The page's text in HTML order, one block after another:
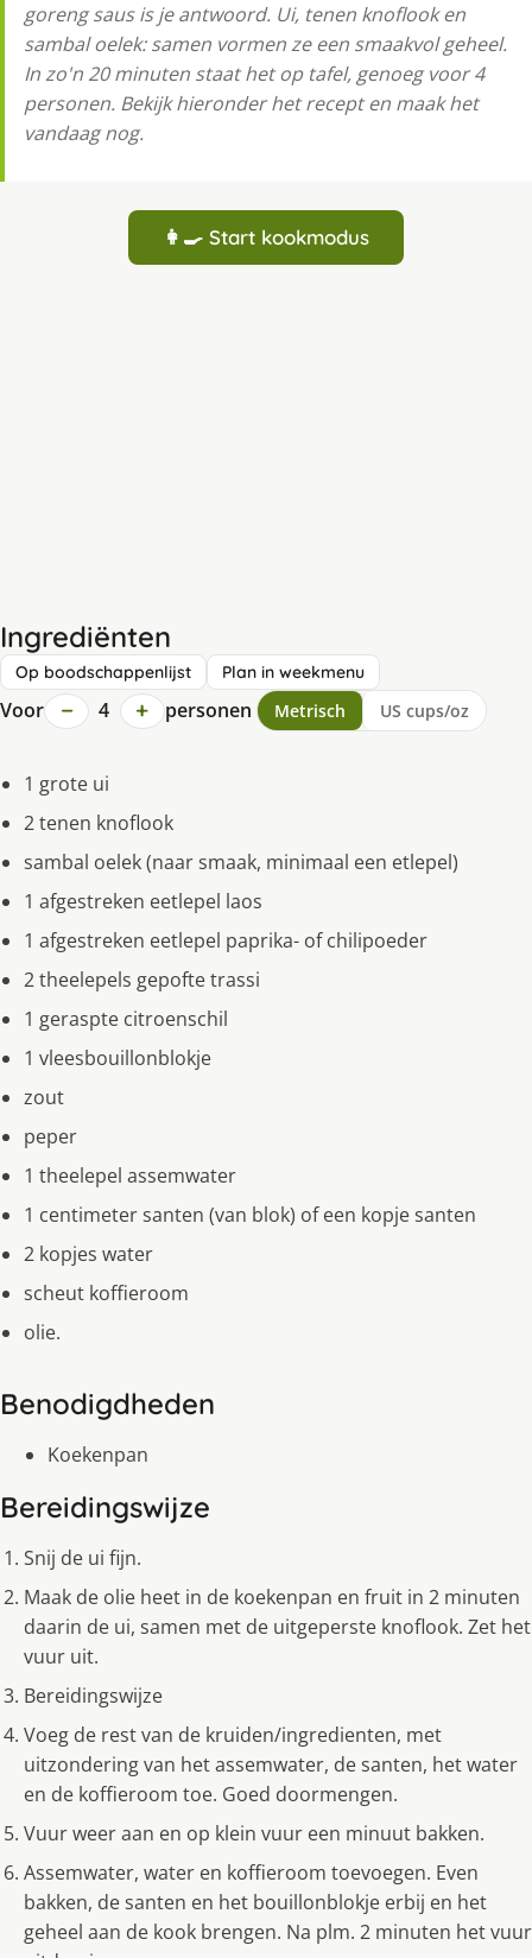
goreng saus is je antwoord. Ui, tenen knoflook en
sambal oelek: samen vormen ze een smaakvol geheel.
In zo'n 20 minuten staat het op tafel, genoeg voor 4
personen. Bekijk hieronder het recept en maak het
vandaag nog.
👩‍🍳 Start kookmodus
Ingrediënten
Op boodschappenlijst Plan in weekmenu
Voor − 4 + personen Metrisch US cups/oz
1 grote ui
2 tenen knoflook
sambal oelek (naar smaak, minimaal een etlepel)
1 afgestreken eetlepel laos
1 afgestreken eetlepel paprika- of chilipoeder
2 theelepels gepofte trassi
1 geraspte citroenschil
1 vleesbouillonblokje
zout
peper
1 theelepel assemwater
1 centimeter santen (van blok) of een kopje santen
2 kopjes water
scheut koffieroom
olie.
Benodigdheden
Koekenpan
Bereidingswijze
Snij de ui fijn.
Maak de olie heet in de koekenpan en fruit in 2 minuten
daarin de ui, samen met de uitgeperste knoflook. Zet het
vuur uit.
Bereidingswijze
Voeg de rest van de kruiden/ingredienten, met
uitzondering van het assemwater, de santen, het water
en de koffieroom toe. Goed doormengen.
Vuur weer aan en op klein vuur een minuut bakken.
Assemwater, water en koffieroom toevoegen. Even
bakken, de santen en het bouillonblokje erbij en het
geheel aan de kook brengen. Na plm. 2 minuten het vuur